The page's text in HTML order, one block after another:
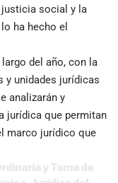
social y la
ha hecho el
del año, con la
y unidades jurídicas
analizarán y
jurídica que permitan
marco jurídico que